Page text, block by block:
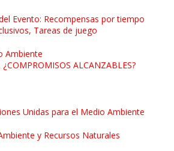
Evento: Recompensas por tiempo
Tareas de juego
Ambiente
ALCANZABLES?
Unidas para el Medio Ambiente
y Recursos Naturales